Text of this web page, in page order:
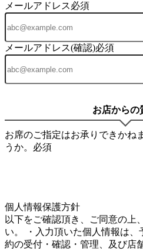
メールアドレス必須
メールアドレス(確認)必須
お店からの
お席のご指定はお承りできかね
うか。 必須
個人情報保護方針
以下をご確認頂き、ご同意の上
い。 ・入力頂いた個人情報は
約の受付・確認・管理、及び店